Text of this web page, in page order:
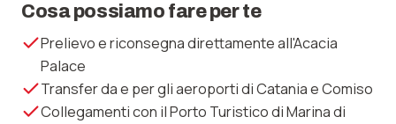
Cosa possiamo fare per te
Prelievo e riconsegna direttamente all'Acacia
Palace
Transfer da e per gli aeroporti di Catania e Comiso
Collegamenti con il Porto Turistico di Marina di